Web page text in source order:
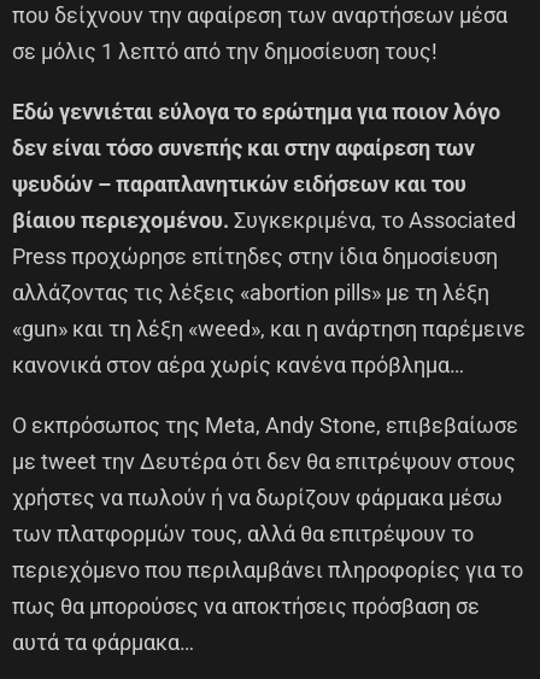
που δείχνουν την αφαίρεση των αναρτήσεων μέσα
σε μόλις 1 λεπτό από την δημοσίευση τους!
Εδώ γεννιέται εύλογα το ερώτημα για ποιον λόγο
δεν είναι τόσο συνεπής και στην αφαίρεση των
ψευδών – παραπλανητικών ειδήσεων και του
βίαιου περιεχομένου. Συγκεκριμένα, το Associated
Press προχώρησε επίτηδες στην ίδια δημοσίευση
αλλάζοντας τις λέξεις «abortion pills» με τη λέξη
«gun» και τη λέξη «weed», και η ανάρτηση παρέμεινε
κανονικά στον αέρα χωρίς κανένα πρόβλημα…
Ο εκπρόσωπος της Meta, Andy Stone, επιβεβαίωσε
με tweet την Δευτέρα ότι δεν θα επιτρέψουν στους
χρήστες να πωλούν ή να δωρίζουν φάρμακα μέσω
των πλατφορμών τους, αλλά θα επιτρέψουν το
περιεχόμενο που περιλαμβάνει πληροφορίες για το
πως θα μπορούσες να αποκτήσεις πρόσβαση σε
αυτά τα φάρμακα…